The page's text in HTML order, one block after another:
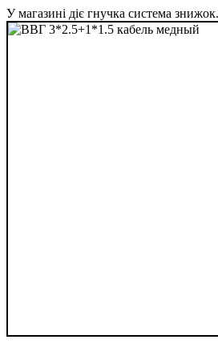
У магазині діє гнучка система